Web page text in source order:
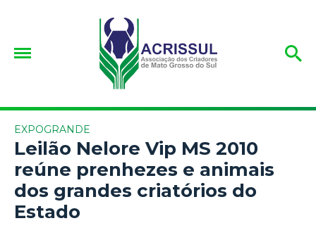
EXPOGRANDE
Leilão Nelore Vip MS 2010
reúne prenhezes e animais
dos grandes criatórios do
Estado